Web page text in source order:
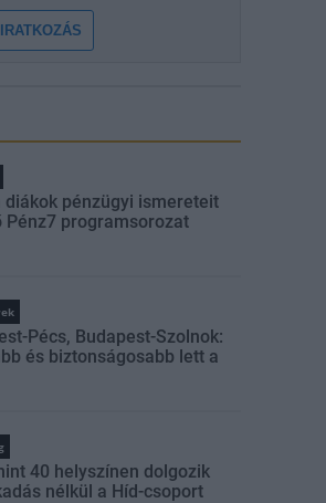
diákok pénzügyi ismereteit
Pénz7 programsorozat
Pécs, Budapest-Szolnok:
és biztonságosabb lett a
40 helyszínen dolgozik
nélkül a Híd-csoport